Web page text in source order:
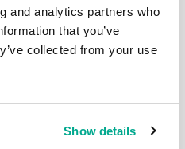
and analytics partners who
that you’ve
collected from your use
Show details
improvviso, è arrivato il
cyber-immune,
fa, l’11 novembre 2002,